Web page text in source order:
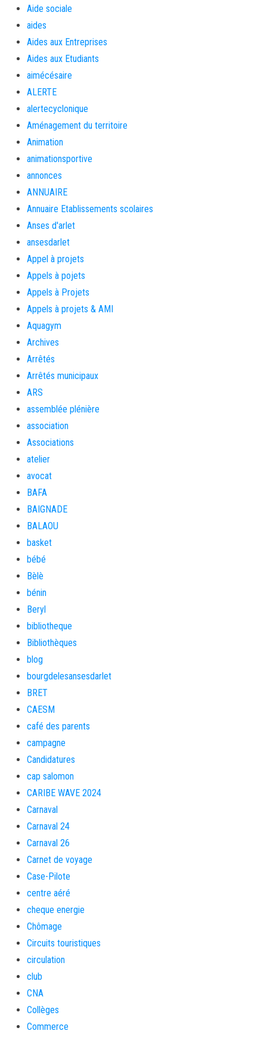
Aide sociale
aides
Aides aux Entreprises
Aides aux Etudiants
aimécésaire
ALERTE
alertecyclonique
Aménagement du territoire
Animation
animationsportive
annonces
ANNUAIRE
Annuaire Etablissements scolaires
Anses d'arlet
ansesdarlet
Appel à projets
Appels à pojets
Appels à Projets
Appels à projets & AMI
Aquagym
Archives
Arrêtés
Arrêtés municipaux
ARS
assemblée plénière
association
Associations
atelier
avocat
BAFA
BAIGNADE
BALAOU
basket
bébé
Bèlè
bénin
Beryl
bibliotheque
Bibliothèques
blog
bourgdelesansesdarlet
BRET
CAESM
café des parents
campagne
Candidatures
cap salomon
CARIBE WAVE 2024
Carnaval
Carnaval 24
Carnaval 26
Carnet de voyage
Case-Pilote
centre aéré
cheque energie
Chômage
Circuits touristiques
circulation
club
CNA
Collèges
Commerce